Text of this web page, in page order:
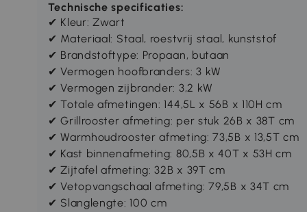
Technische specificaties:
✔ Kleur: Zwart
✔ Materiaal: Staal, roestvrij staal, kunststof
✔ Brandstoftype: Propaan, butaan
✔ Vermogen hoofbranders: 3 kW
✔ Vermogen zijbrander: 3,2 kW
✔ Totale afmetingen: 144,5L x 56B x 110H cm
✔ Grillrooster afmeting: per stuk 26B x 38T cm
✔ Warmhoudrooster afmeting: 73,5B x 13,5T cm
✔ Kast binnenafmeting: 80,5B x 40T x 53H cm
✔ Zijtafel afmeting: 32B x 39T cm
✔ Vetopvangschaal afmeting: 79,5B x 34T cm
✔ Slanglengte: 100 cm